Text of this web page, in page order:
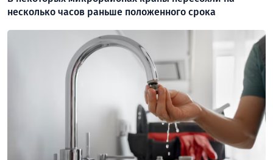
несколько часов раньше положенного срока